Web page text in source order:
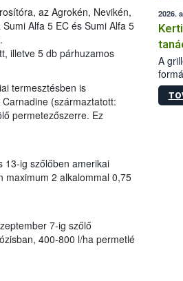
az Agrokén, Nevikén,
Alfa 5 EC és Sumi Alfa 5
illetve 5 db párhuzamos
termesztésben is
(származtatott:
permetezőszerre. Ez
13-ig szőlőben amerikai
maximum 2 alkalommal 0,75
7-ig szőlő
400-800 l/ha permetlé
2026.
A